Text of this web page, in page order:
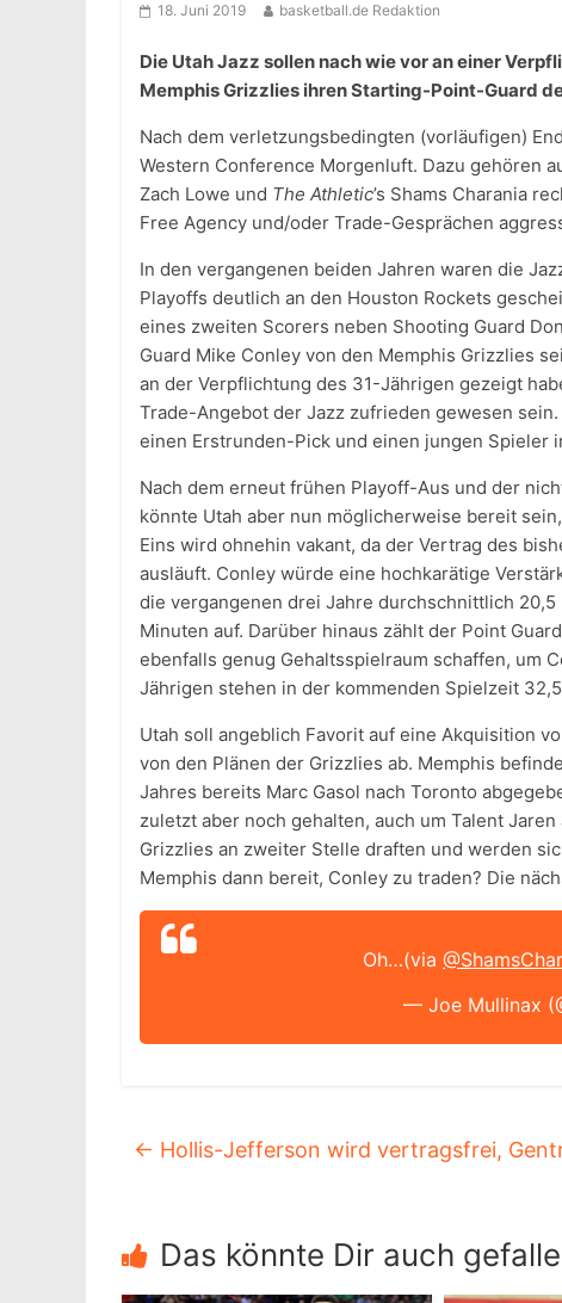
18. Juni 2019 basketball.de Redaktion
Die Utah Jazz sollen nach wie vor an einer
Memphis Grizzlies ihren Starting-Point-Guard
Nach dem verletzungsbedingten (vorläufigen)
Western Conference Morgenluft. Dazu gehören
Zach Lowe und The Athletic’s Shams Charania
Free Agency und/oder Trade-Gesprächen
In den vergangenen beiden Jahren waren die
Playoffs deutlich an den Houston Rockets
eines zweiten Scorers neben Shooting Guard
Guard Mike Conley von den Memphis Grizzlies
an der Verpflichtung des 31-Jährigen gezeigt
Trade-Angebot der Jazz zufrieden gewesen
einen Erstrunden-Pick und einen jungen Spieler
Nach dem erneut frühen Playoff-Aus und der
könnte Utah aber nun möglicherweise bereit
Eins wird ohnehin vakant, da der Vertrag des
ausläuft. Conley würde eine hochkarätige
die vergangenen drei Jahre durchschnittlich 20,5
Minuten auf. Darüber hinaus zählt der Point
ebenfalls genug Gehaltsspielraum schaffen, um
Jährigen stehen in der kommenden Spielzeit
Utah soll angeblich Favorit auf eine Akquisition
von den Plänen der Grizzlies ab. Memphis
Jahres bereits Marc Gasol nach Toronto
zuletzt aber noch gehalten, auch um Talent
Grizzlies an zweiter Stelle draften und werden
Memphis dann bereit, Conley zu traden? Die
Oh…(via
— Joe Mullinax
← Hollis-Jefferson wird vertragsfrei,
Das könnte Dir auch